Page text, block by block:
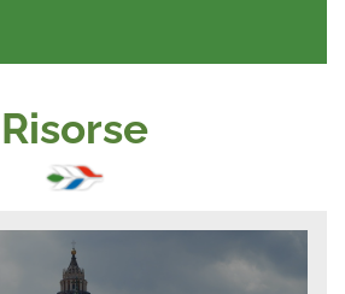
Risorse